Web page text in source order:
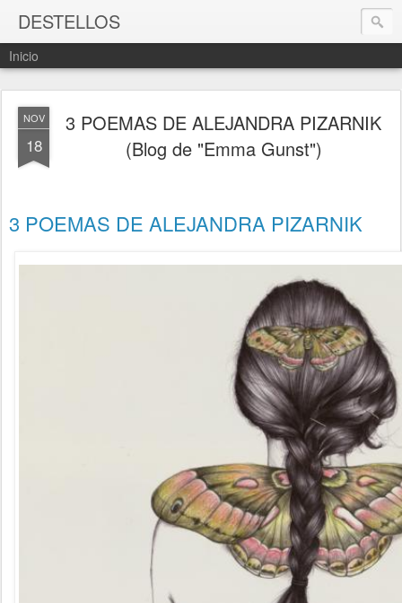
DESTELLOS
Inicio
NOV
18
3 POEMAS DE ALEJANDRA PIZARNIK
(Blog de "Emma Gunst")
3 POEMAS DE ALEJANDRA PIZARNIK